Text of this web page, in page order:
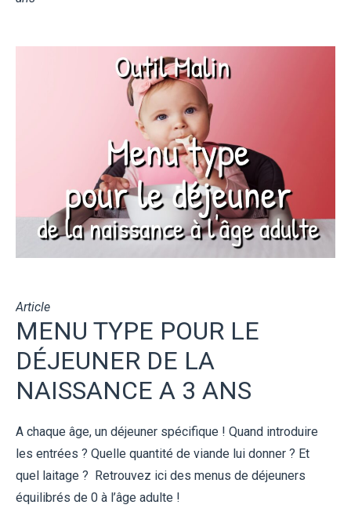
Article
MENU TYPE POUR LE
DÉJEUNER DE LA
NAISSANCE A 3 ANS
A chaque âge, un déjeuner spécifique ! Quand introduire
les entrées ? Quelle quantité de viande lui donner ? Et
quel laitage ? Retrouvez ici des menus de déjeuners
équilibrés de 0 à l’âge adulte !